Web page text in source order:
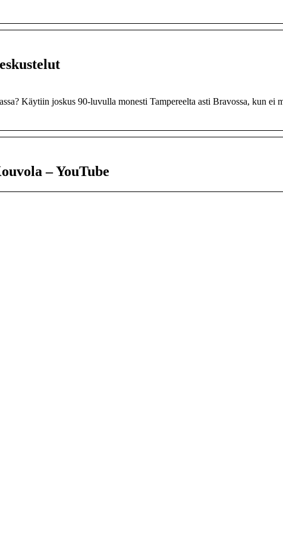
Käytiin joskus 90-luvulla monesti Tampereelta asti Bravossa, kun ei
– YouTube